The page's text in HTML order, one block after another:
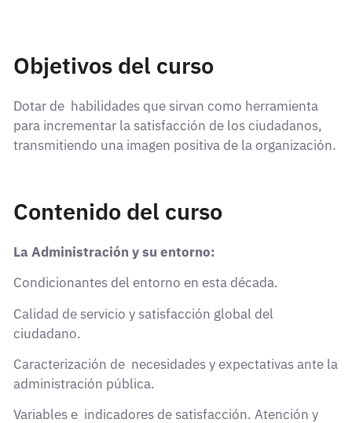
Objetivos del curso
Dotar de habilidades que sirvan como herramienta
para incrementar la satisfacción de los ciudadanos,
transmitiendo una imagen positiva de la organización.
Contenido del curso
La Administración y su entorno:
Condicionantes del entorno en esta década.
Calidad de servicio y satisfacción global del
ciudadano.
Caracterización de necesidades y expectativas ante la
administración pública.
Variables e indicadores de satisfacción. Atención y